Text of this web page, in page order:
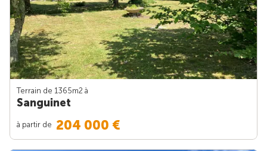
Terrain de 1365m2 à
Sanguinet
à partir de 204 000 €